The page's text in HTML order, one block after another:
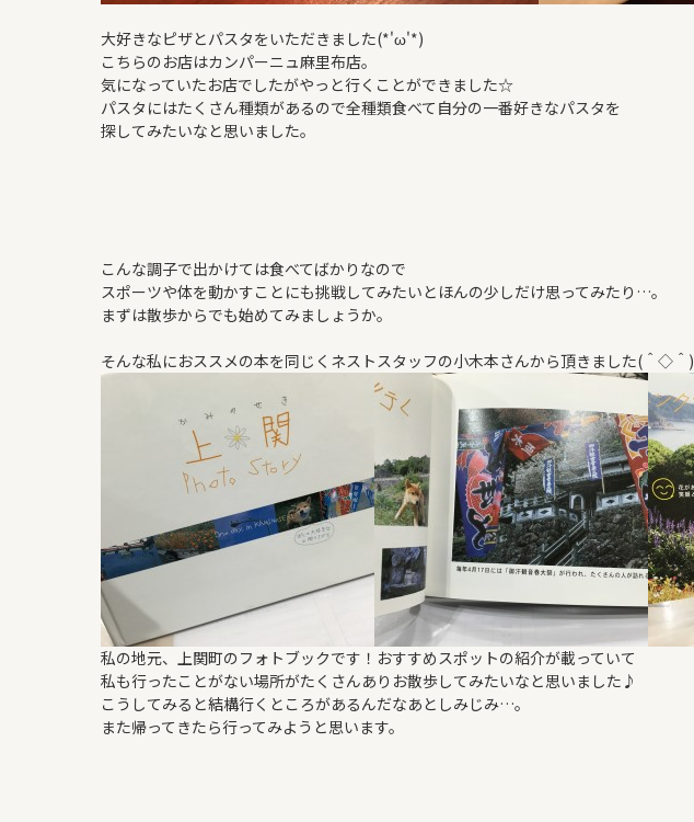
大好きなピザとパスタをいただきました(*'ω'*)
こちらのお店はカンパーニュ麻里布店。
気になっていたお店でしたがやっと行くことができました☆
パスタにはたくさん種類があるので全種類食べて自分の一番好きなパスタを
探してみたいなと思いました。
こんな調子で出かけては食べてばかりなので
スポーツや体を動かすことにも挑戦してみたいとほんの少しだけ思ってみたり…。
まずは散歩からでも始めてみましょうか。
そんな私におススメの本を同じくネストスタッフの小木本さんから頂きました(＾◇＾)
私の地元、上関町のフォトブックです！おすすめスポットの紹介が載っていて
私も行ったことがない場所がたくさんありお散歩してみたいなと思いました♪
こうしてみると結構行くところがあるんだなあとしみじみ…。
また帰ってきたら行ってみようと思います。